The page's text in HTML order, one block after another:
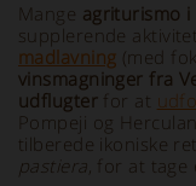
Mange agriturismo i
supplerende
madlavning (med
vinsmagninger fra
udflugterfor at
Pompeji og
tilberede ikoniske
pastiera, for at tage